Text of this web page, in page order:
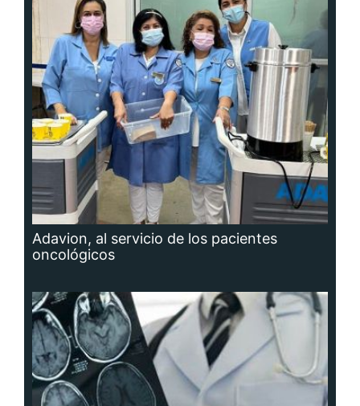
Adavion, al servicio de los pacientes
oncológicos